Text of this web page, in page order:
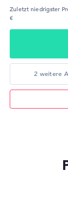
Zuletzt niedrigster
€
2 weitere